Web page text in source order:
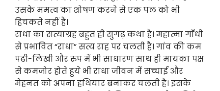
उसके ममत्व का शोषण करने से एक पल को भी
हिचकते नहीं हैं।
राधा का सत्याग्रह बहुत ही सुगढ़ कथा है। महात्मा गाँधी
से प्रभावित “राधा” सत्य राह पर चलती है। गांव की कम
पढी-लिखी और रुप में भी साधारण साथ ही मायका पक्ष
से कमजोर होते हुये भी राधा जीवन में सच्चाई और
मेहनत को अपना हथियार बनाकर चलती है। इसके